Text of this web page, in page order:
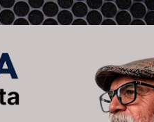
principal